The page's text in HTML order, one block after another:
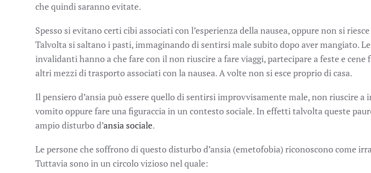
che quindi saranno evitate.
Spesso si evitano certi cibi associati con l’esperienza della nausea, oppure non si
Talvolta si saltano i pasti, immaginando di sentirsi male subito dopo aver mangiato.
invalidanti hanno a che fare con il non riuscire a fare viaggi, partecipare a feste e
altri mezzi di trasporto associati con la nausea. A volte non si esce proprio di casa.
Il pensiero d’ansia può essere quello di sentirsi improvvisamente male, non riuscire a
vomito oppure fare una figuraccia in un contesto sociale. In effetti talvolta queste
ampio disturbo d’ansia sociale.
Le persone che soffrono di questo disturbo d’ansia (emetofobia) riconoscono come
Tuttavia sono in un circolo vizioso nel quale: